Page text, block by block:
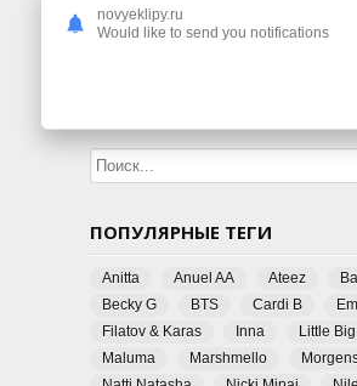
ПОПУЛЯРНЫЕ ТЕГИ
Anitta Anuel AA Ateez
Becky G
BTS Cardi B
Filatov & Karas
Inna
Little Big
Maluma
Marshmello
novyeklipy.ru
Would like to send you notifications